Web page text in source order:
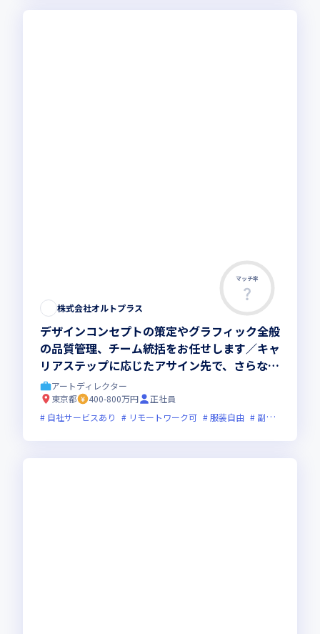
マッチ率
株式会社オルトプラス
デザインコンセプトの策定やグラフィック全般
の品質管理、チーム統括をお任せします／キャ
リアステップに応じたアサイン先で、さらなる
事業躍進に向けて取り組める環境です
アートディレクター
東京都
400-800万円
正社員
自社サービスあり
リモートワーク可 服装自由 副業可